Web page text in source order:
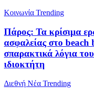
Κοινωνία Trending
Πάρος: Τα κρίσιμα
ασφαλείας στο beach
σπαρακτικά λόγια
ιδιοκτήτη
Διεθνή Νέα Trending